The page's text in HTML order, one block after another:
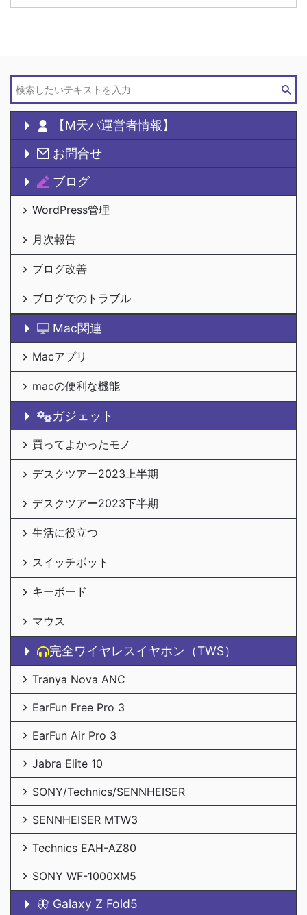
【M天パ運営者情報】
お問合せ
ブログ
WordPress管理
月次報告
ブログ改善
ブログでのトラブル
Mac関連
Macアプリ
macの便利な機能
ガジェット
買ってよかったモノ
デスクツアー2023上半期
デスクツアー2023下半期
生活に役立つ
スイッチボット
キーボード
マウス
完全ワイヤレスイヤホン（TWS）
Tranya Nova ANC
EarFun Free Pro 3
EarFun Air Pro 3
Jabra Elite 10
SONY/Technics/SENNHEISER
SENNHEISER MTW3
Technics EAH-AZ80
SONY WF-1000XM5
🦋 Galaxy Z Fold5